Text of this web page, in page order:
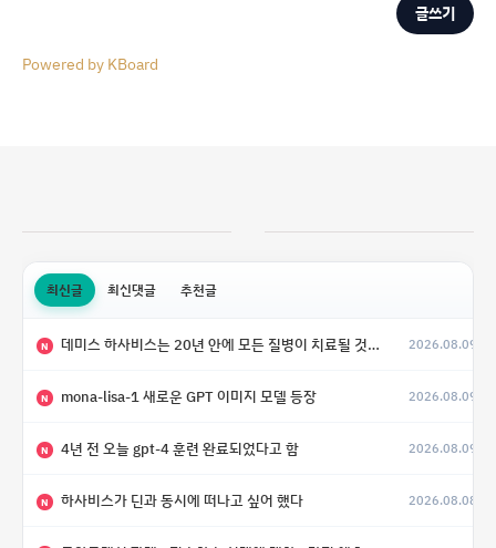
글쓰기
Powered by KBoard
최신글 최신댓글 추천글
N 데미스 하사비스는 20년 안에 모든 질병이 치료될 것으로 예상한다. 2026.08.09
N mona-lisa-1 새로운 GPT 이미지 모델 등장 2026.08.09
N 4년 전 오늘 gpt-4 훈련 완료되었다고 함 2026.08.09
N 하사비스가 딘과 동시에 떠나고 싶어 했다 2026.08.08